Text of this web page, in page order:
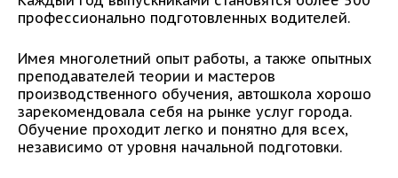
профессионально подготовленных водителей.
Имея многолетний опыт работы, а также опытных
преподавателей теории и мастеров
производственного обучения, автошкола хорошо
зарекомендовала себя на рынке услуг города.
Обучение проходит легко и понятно для всех,
независимо от уровня начальной подготовки.